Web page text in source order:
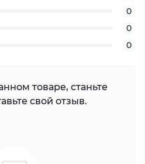
0
0
0
товаре, станьте
свой отзыв.